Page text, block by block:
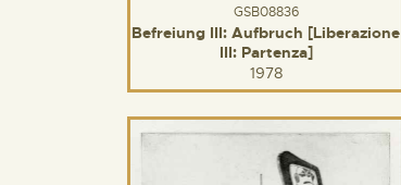
GSB08836
Befreiung III: Aufbruch [Liberazione
III: Partenza]
1978